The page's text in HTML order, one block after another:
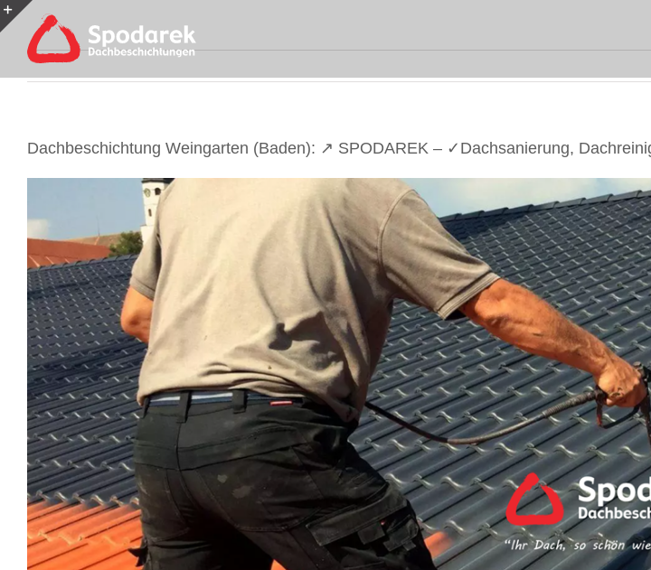
Skip
to
content
Dachbeschichtung Weingarten (Baden): ↗️ SPODAREK – ✓Dachsanierung,
Toggle
Sliding
Bar